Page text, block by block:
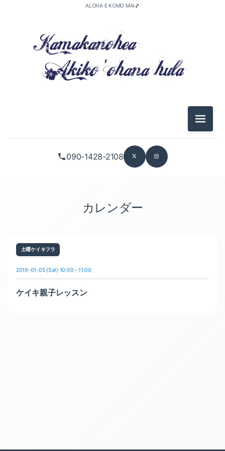
090-1428-2108
ALOHA E KOMO MAI🎵
メニュ
カレンダー
土曜ケイキフラ
2019-01-05 (Sat) 10:00～11:00
ケイキ親子レッスン